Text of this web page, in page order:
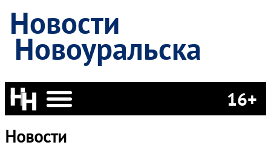
Новости
Новоуральска
16+
Новости